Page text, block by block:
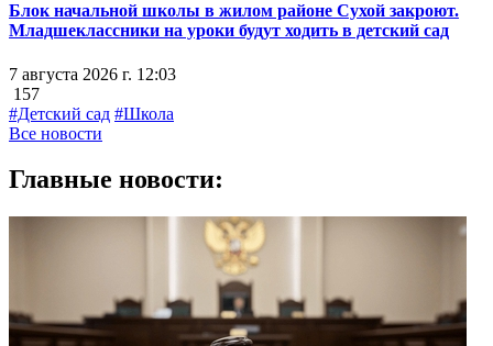
Блок начальной школы в жилом районе Сухой закроют.
Младшеклассники на уроки будут ходить в детский сад
7 августа 2026 г. 12:03
157
#Детский сад #Школа
Все новости
Главные новости: